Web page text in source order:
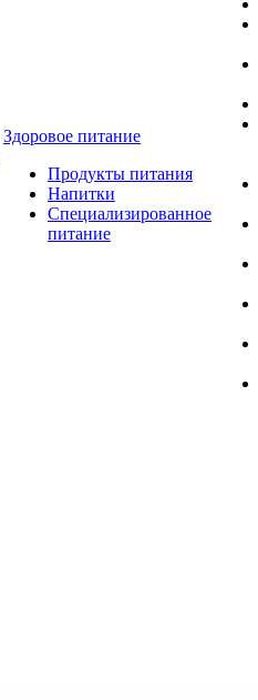
Здоровое питание
Продукты питания
Напитки
Специализированное
питание